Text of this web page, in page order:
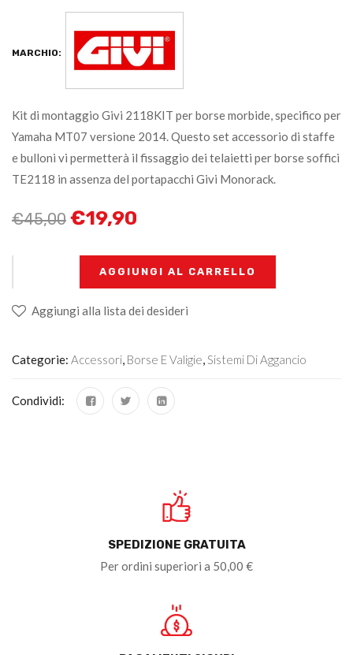
MARCHIO:
Kit di montaggio Givi 2118KIT per borse morbide, specifico per
Yamaha MT07 versione 2014. Questo set accessorio di staffe
e bulloni vi permetterà il fissaggio dei telaietti per borse soffici
TE2118 in assenza del portapacchi Givi Monorack.
€45,00 €19,90
AGGIUNGI AL CARRELLO
Aggiungi alla lista dei desideri
Categorie: Accessori, Borse E Valigie,Sistemi Di Aggancio
Condividi:
SPEDIZIONE GRATUITA
Per ordini superiori a 50,00 €